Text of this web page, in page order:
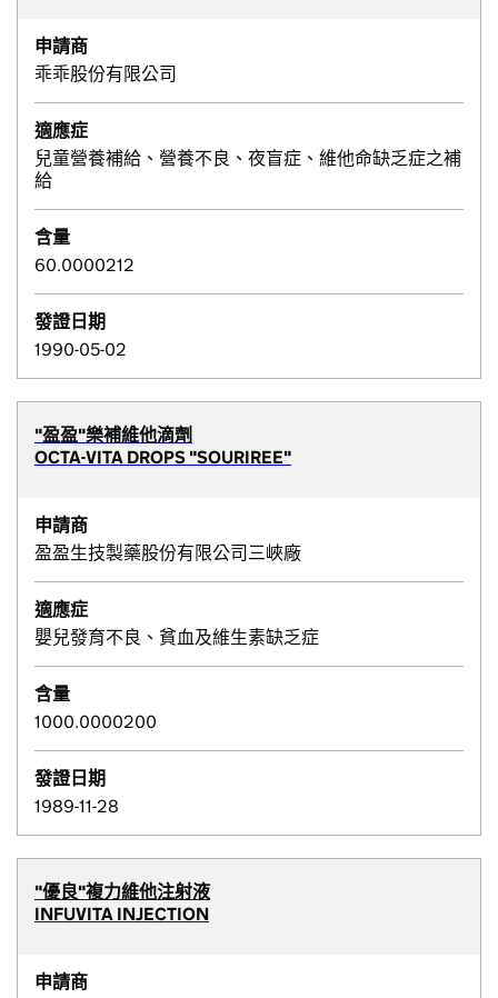
申請商
乖乖股份有限公司
適應症
兒童營養補給、營養不良、夜盲症、維他命缺乏症之補
給
含量
60.0000212
發證日期
1990-05-02
"盈盈"樂補維他滴劑
OCTA-VITA DROPS "SOURIREE"
申請商
盈盈生技製藥股份有限公司三峽廠
適應症
嬰兒發育不良、貧血及維生素缺乏症
含量
1000.0000200
發證日期
1989-11-28
"優良"複力維他注射液
INFUVITA INJECTION
申請商